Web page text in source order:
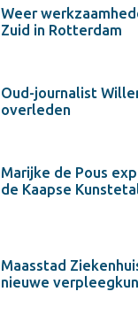
Weer
Zuid in Rotterdam
Oud-journalist
overleden
Marijke de Pous
de Kaapse
Maasstad
nieuwe